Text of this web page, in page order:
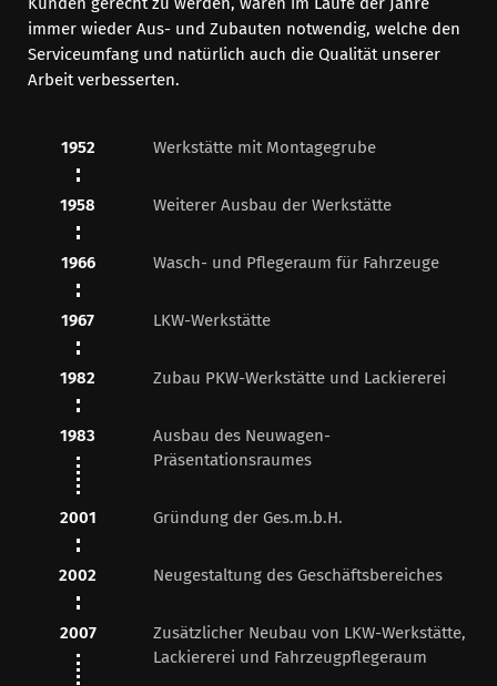
immer wieder Aus- und Zubauten notwendig, welche den
Serviceumfang und natürlich auch die Qualität unserer
Arbeit verbesserten.
1952 Werkstätte mit Montagegrube
1958 Weiterer Ausbau der Werkstätte
1966 Wasch- und Pflegeraum für Fahrzeuge
1967 LKW-Werkstätte
1982 Zubau PKW-Werkstätte und Lackiererei
1983
Ausbau des Neuwagen-
Präsentationsraumes
2001 Gründung der Ges.m.b.H.
2002 Neugestaltung des Geschäftsbereiches
2007
Zusätzlicher Neubau von LKW-Werkstätte,
Lackiererei und Fahrzeugpflegeraum